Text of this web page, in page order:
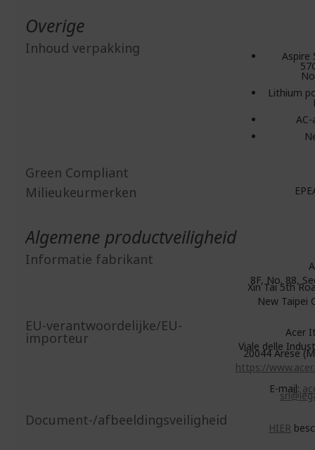
Overige
Inhoud verpakking Aspire
Lithium
Green Compliant
Milieukeurmerken
Algemene productveiligheid
Informatie fabrikant
8F, No. 88,
Xin Tai 5th
New Taipei
EU-verantwoordelijke/EU-
importeur
Acer
Viale delle
20044 Arese
https://
E-mail:
Document-/afbeeldingsveiligheid HIER